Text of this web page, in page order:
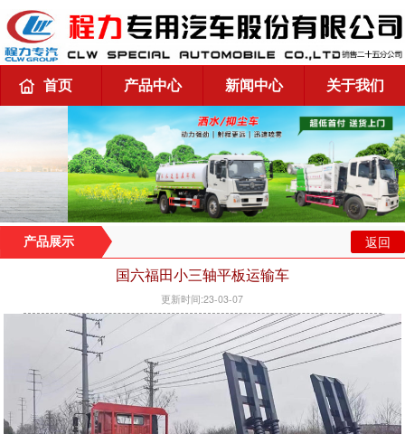
首页 产品中心 新闻中心 关于我们
产品展示 返回
国六福田小三轴平板运输车
更新时间:23-03-07